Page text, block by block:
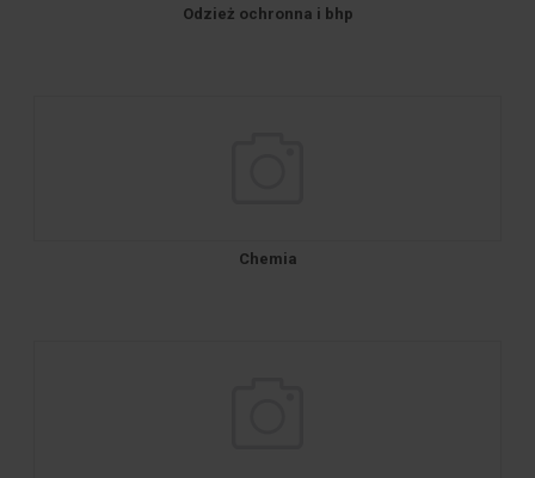
Odzież ochronna i bhp
Chemia